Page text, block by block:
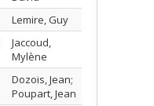
Lemire, Guy
Jaccoud,
Mylène
Dozois, Jean;
Poupart, Jean